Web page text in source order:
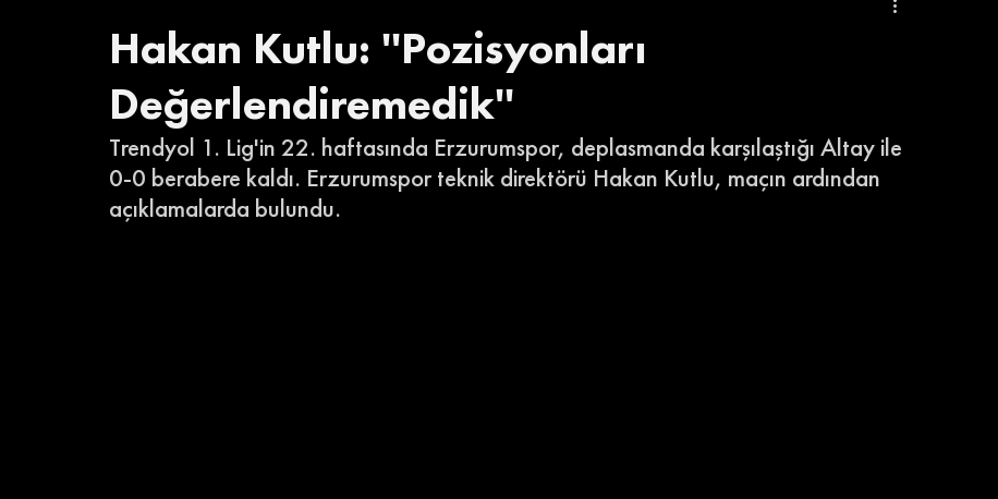
Hakan Kutlu: ''Pozisyonları
Değerlendiremedik''
Trendyol 1. Lig'in 22. haftasında Erzurumspor, deplasmanda karşılaştığı Altay ile
0-0 berabere kaldı. Erzurumspor teknik direktörü Hakan Kutlu, maçın ardından
açıklamalarda bulundu.